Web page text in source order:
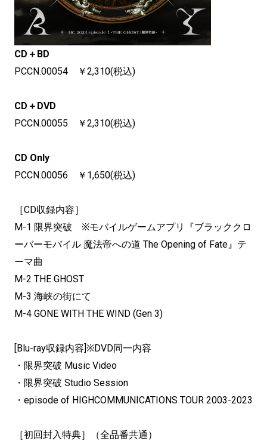
CD＋BD
PCCN.00054 ￥2,310(税込)
CD＋DVD
PCCN.00055 ￥2,310(税込)
CD Only
PCCN.00056 ￥1,650(税込)
［CD収録内容］
M-1 限界突破 ※モバイルゲームアプリ『ブラッククロ
ーバーモバイル 魔法帝への道 The Opening of Fate』テ
ーマ曲
M-2 THE GHOST
M-3 海峡の街にて
M-4 GONE WITH THE WIND (Gen 3)
[Blu-ray収録内容]※DVD同一内容
・限界突破 Music Video
・限界突破 Studio Session
・episode of HIGHCOMMUNICATIONS TOUR 2003-2023
［初回封入特典］（全品番共通）